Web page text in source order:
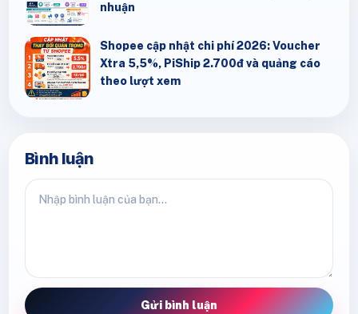
nhuận
Shopee cập nhật chi phí 2026: Voucher
Xtra 5,5%, PiShip 2.700đ và quảng cáo
theo lượt xem
Bình luận
Gửi bình luận